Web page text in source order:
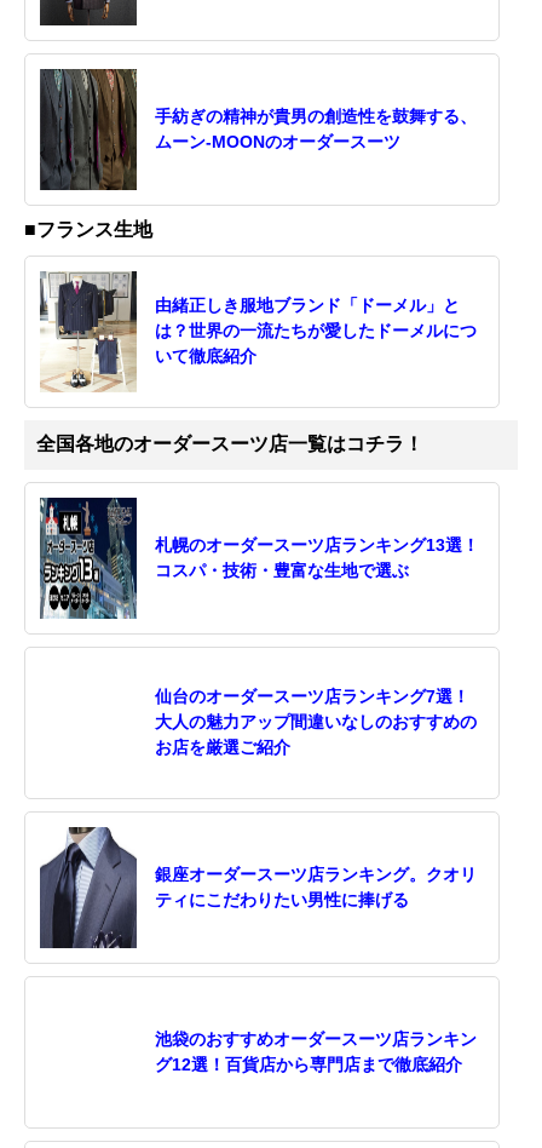
手紡ぎの精神が貴男の創造性を鼓舞する、
ムーン-MOONのオーダースーツ
■フランス生地
由緒正しき服地ブランド「ドーメル」と
は？世界の一流たちが愛したドーメルにつ
いて徹底紹介
全国各地のオーダースーツ店一覧はコチラ！
札幌のオーダースーツ店ランキング13選！
コスパ・技術・豊富な生地で選ぶ
仙台のオーダースーツ店ランキング7選！
大人の魅力アップ間違いなしのおすすめの
お店を厳選ご紹介
銀座オーダースーツ店ランキング。クオリ
ティにこだわりたい男性に捧げる
池袋のおすすめオーダースーツ店ランキン
グ12選！百貨店から専門店まで徹底紹介